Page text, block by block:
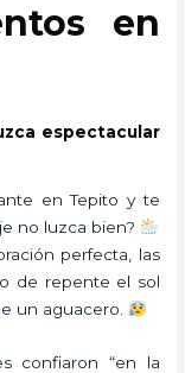
en
espectacular
en Tepito y te
no luzca bien?
perfecta, las
de repente el sol
un aguacero.
confiaron “en la